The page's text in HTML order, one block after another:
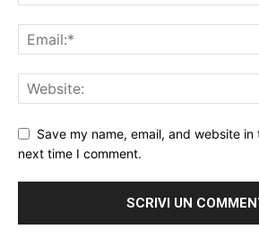
Save my name, email, and website
next time I comment.